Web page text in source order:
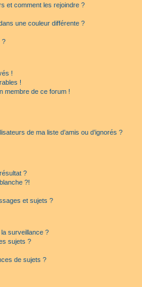
et comment les rejoindre ?
une couleur différente ?
?
!
!
membre de ce forum !
de ma liste d’amis ou d’ignorés ?
?
?!
et sujets ?
surveillance ?
sujets ?
de sujets ?